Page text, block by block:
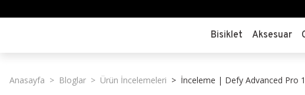
Bisiklet Aksesuar
Anasayfa Bloglar Ürün İncelemeleri İnceleme | Defy Advanced Pro 1